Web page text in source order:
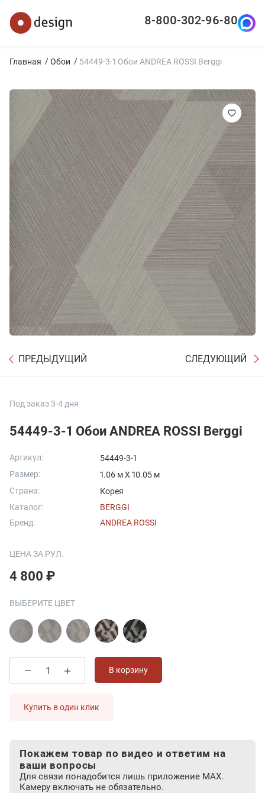
8-800-302-96-80
Главная Обои 54449-3-1 Обои ANDREA ROSSI Berggi
ПРЕДЫДУЩИЙ СЛЕДУЮЩИЙ
Под заказ 3-4 дня
54449-3-1 Обои ANDREA ROSSI Berggi
Артикул:
54449-3-1
Размер:
1.06 м X 10.05 м
Страна:
Корея
Каталог:
BERGGI
Бренд:
ANDREA ROSSI
ЦЕНА ЗА РУЛ.
4 800 ₽
ВЫБЕРИТЕ ЦВЕТ
В корзину
Купить в один клик
Покажем товар по видео и ответим на
ваши вопросы
Для связи понадобится лишь приложение MAX.
Камеру включать не обязательно.